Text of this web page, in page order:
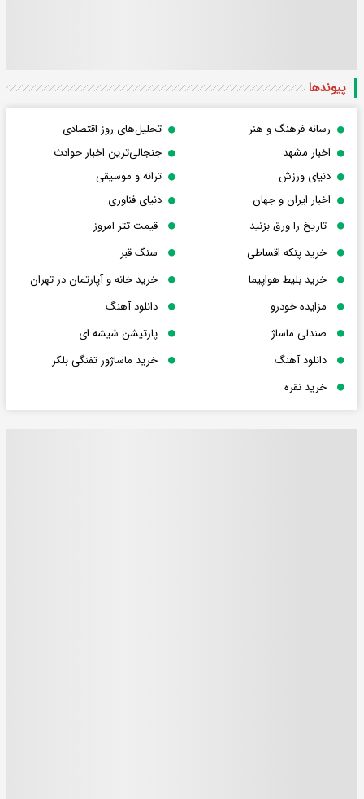
پیوندها
رسانه فرهنگ و هنر
تحلیل‌های روز اقتصادی
اخبار مشهد
جنجالی‌ترین اخبار حوادث
دنیای ورزش
ترانه و موسیقی
اخبار ایران و جهان
دنیای فناوری
تاریخ را ورق بزنید
قیمت تتر امروز
خرید پنکه اقساطی
سنگ قبر
خرید بلیط هواپیما
خرید خانه و آپارتمان در تهران
مزایده خودرو
دانلود آهنگ
صندلی ماساژ
پارتیشن شیشه ای
دانلود آهنگ
خرید ماساژور تفنگی بلکر
خرید نقره